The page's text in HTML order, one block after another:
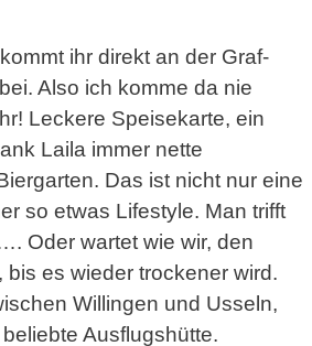
ihr direkt an der Graf-
Also ich komme da nie
Leckere Speisekarte, ein
Laila immer nette
Das ist nicht nur eine
so etwas Lifestyle. Man trifft
Oder wartet wie wir, den
es wieder trockener wird.
Willingen und Usseln,
Ausflugshütte.